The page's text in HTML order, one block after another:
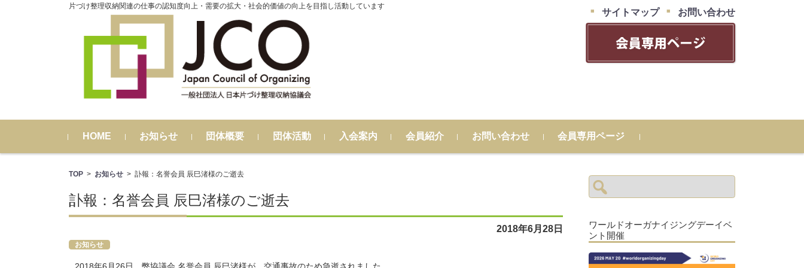
片づけ整理収納関連の仕事の認知度向上・需要の拡大・社会的価値の向上を目指し活動しています
サイトマップ お問い合わせ
コンテンツに移動
HOME
お知らせ 団体概要 団体活動 入会案内 会員紹介 お問い合わせ 会員専用ページ
TOP> お知らせ> 訃報：名誉会員 辰巳渚様のご逝去
訃報：名誉会員 辰巳渚様のご逝去
2018年6月28日
お知らせ
検
索:
ワールドオーガナイジングデーイベ
ント開催